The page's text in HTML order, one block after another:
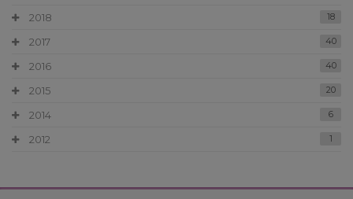
2018 18
2017 40
2016 40
2015 20
2014 6
2012 1